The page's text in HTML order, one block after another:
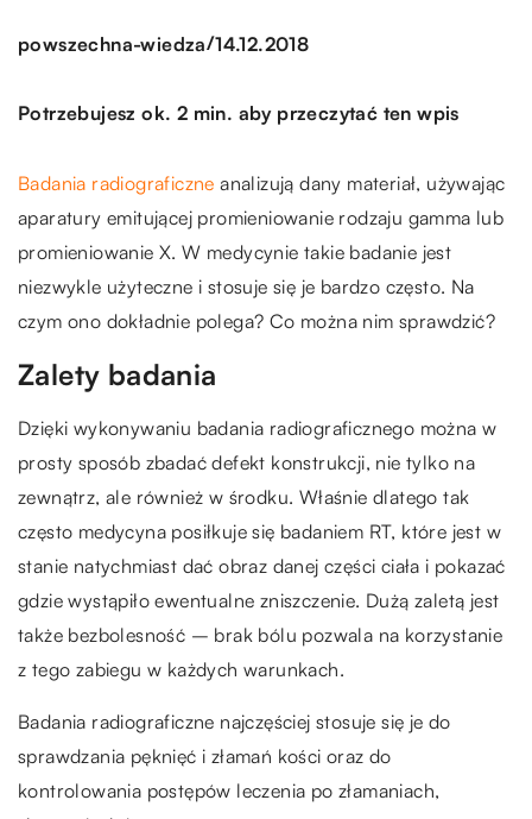
powszechna-wiedza/14.12.2018
Potrzebujesz ok. 2 min. aby przeczytać ten wpis
Badania radiograficzne analizują dany materiał, używając
aparatury emitującej promieniowanie rodzaju gamma lub
promieniowanie X. W medycynie takie badanie jest
niezwykle użyteczne i stosuje się je bardzo często. Na
czym ono dokładnie polega? Co można nim sprawdzić?
Zalety badania
Dzięki wykonywaniu badania radiograficznego można w
prosty sposób zbadać defekt konstrukcji, nie tylko na
zewnątrz, ale również w środku. Właśnie dlatego tak
często medycyna posiłkuje się badaniem RT, które jest w
stanie natychmiast dać obraz danej części ciała i pokazać
gdzie wystąpiło ewentualne zniszczenie. Dużą zaletą jest
także bezbolesność – brak bólu pozwala na korzystanie
z tego zabiegu w każdych warunkach.
Badania radiograficzne najczęściej stosuje się je do
sprawdzania pęknięć i złamań kości oraz do
kontrolowania postępów leczenia po złamaniach,